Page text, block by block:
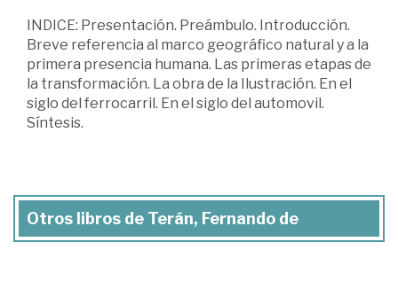
INDICE: Presentación. Preámbulo. Introducción.
Breve referencia al marco geográfico natural y a la
primera presencia humana. Las primeras etapas de
la transformación. La obra de la Ilustración. En el
siglo del ferrocarril. En el siglo del automovil.
Síntesis.
Otros libros de Terán, Fernando de